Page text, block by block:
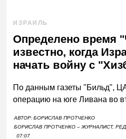
ИЗРАИЛЬ
Определено время
известно, когда
начать войну с
По данным газеты "Бильд",
операцию на юге Ливана во
АВТОР:БОРИСЛАВ ПРОТЧЕНКО
БОРИСЛАВ ПРОТЧЕНКО – ЖУРНАЛИСТ,
07:07